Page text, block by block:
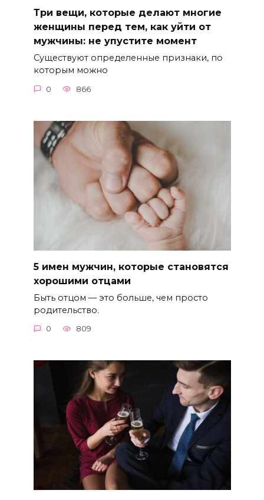
Три вещи, которые делают многие
женщины перед тем, как уйти от
мужчины: не упустите момент
Существуют определенные признаки, по
которым можно
0 866
5 имен мужчин, которые становятся
хорошими отцами
Быть отцом — это больше, чем просто
родительство.
0 809